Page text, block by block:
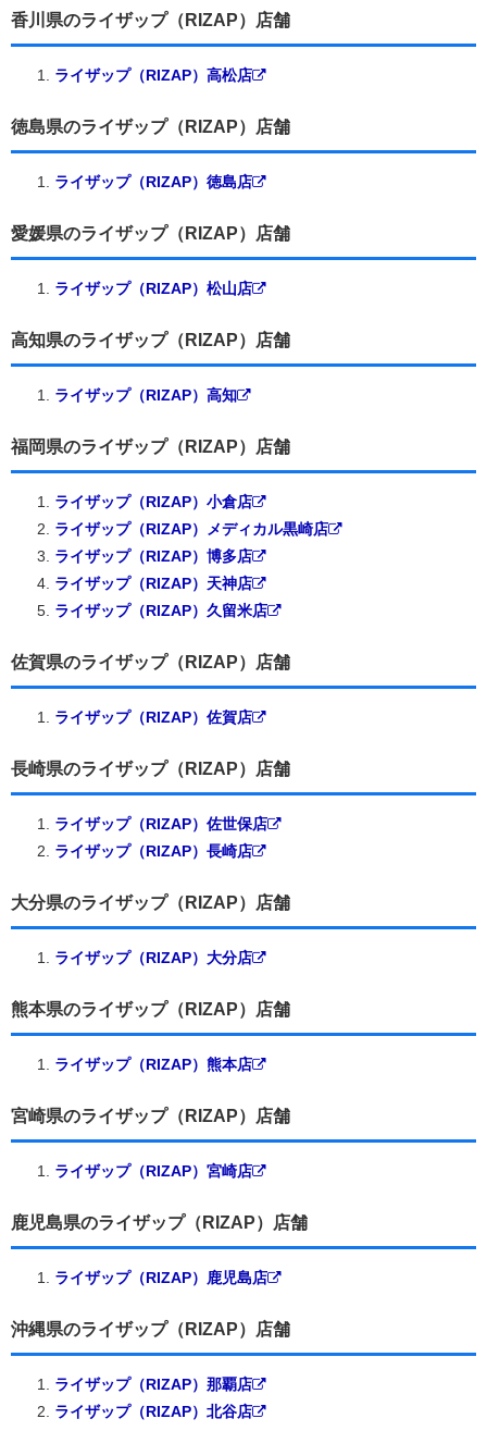
香川県のライザップ（RIZAP）店舗
ライザップ（RIZAP）高松店
徳島県のライザップ（RIZAP）店舗
ライザップ（RIZAP）徳島店
愛媛県のライザップ（RIZAP）店舗
ライザップ（RIZAP）松山店
高知県のライザップ（RIZAP）店舗
ライザップ（RIZAP）高知
福岡県のライザップ（RIZAP）店舗
ライザップ（RIZAP）小倉店
ライザップ（RIZAP）メディカル黒崎店
ライザップ（RIZAP）博多店
ライザップ（RIZAP）天神店
ライザップ（RIZAP）久留米店
佐賀県のライザップ（RIZAP）店舗
ライザップ（RIZAP）佐賀店
長崎県のライザップ（RIZAP）店舗
ライザップ（RIZAP）佐世保店
ライザップ（RIZAP）長崎店
大分県のライザップ（RIZAP）店舗
ライザップ（RIZAP）大分店
熊本県のライザップ（RIZAP）店舗
ライザップ（RIZAP）熊本店
宮崎県のライザップ（RIZAP）店舗
ライザップ（RIZAP）宮崎店
鹿児島県のライザップ（RIZAP）店舗
ライザップ（RIZAP）鹿児島店
沖縄県のライザップ（RIZAP）店舗
ライザップ（RIZAP）那覇店
ライザップ（RIZAP）北谷店